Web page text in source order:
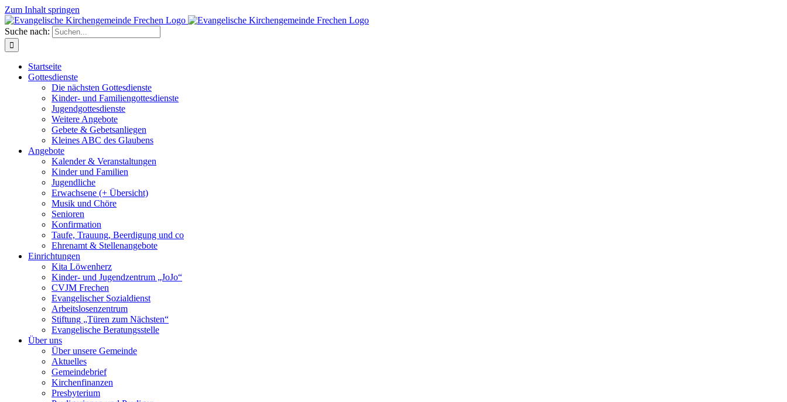
Zum Inhalt springen
Suche nach:
Startseite
Gottesdienste
Die nächsten Gottesdienste
Kinder- und Familiengottesdienste
Jugendgottesdienste
Weitere Angebote
Gebete & Gebetsanliegen
Kleines ABC des Glaubens
Angebote
Kalender & Veranstaltungen
Kinder und Familien
Jugendliche
Erwachsene (+ Übersicht)
Musik und Chöre
Senioren
Konfirmation
Taufe, Trauung, Beerdigung und co
Ehrenamt & Stellenangebote
Einrichtungen
Kita Löwenherz
Kinder- und Jugendzentrum „JoJo“
CVJM Frechen
Evangelischer Sozialdienst
Arbeitslosenzentrum
Stiftung „Türen zum Nächsten“
Evangelische Beratungsstelle
Über uns
Über unsere Gemeinde
Aktuelles
Gemeindebrief
Kirchenfinanzen
Presbyterium